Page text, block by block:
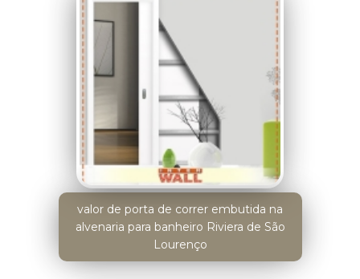
valor de porta de correr embutida na
alvenaria para banheiro Riviera de São
Lourenço